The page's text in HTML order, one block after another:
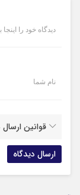
دیدگاه خود را اینجا
نام شما
قوانین ارسال